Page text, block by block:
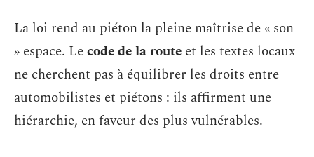
La loi rend au piéton la pleine maîtrise de « son
» espace. Lecode de la route et les textes locaux
ne cherchent pas à équilibrer les droits entre
automobilistes et piétons : ils affirment une
hiérarchie, en faveur des plus vulnérables.